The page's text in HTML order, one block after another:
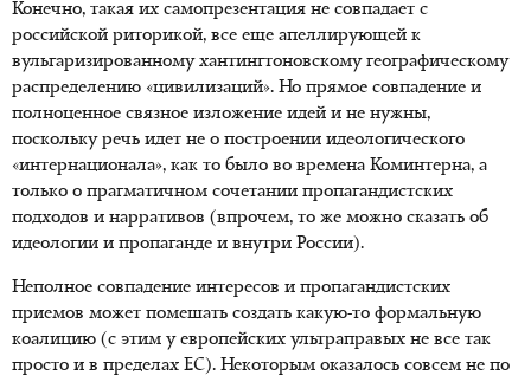
Конечно, такая их самопрезентация не совпадает с
российской риторикой, все еще апеллирующей к
вульгаризированному хантингтоновскому географическому
распределению «цивилизаций». Но прямое совпадение и
полноценное связное изложение идей и не нужны,
поскольку речь идет не о построении идеологического
«интернационала», как то было во времена Коминтерна, а
только о прагматичном сочетании пропагандистских
подходов и нарративов (впрочем, то же можно сказать об
идеологии и пропаганде и внутри России).
Неполное совпадение интересов и пропагандистских
приемов может помешать создать какую-то формальную
коалицию (с этим у европейских ультраправых не все так
просто и в пределах ЕС). Некоторым оказалось совсем не по